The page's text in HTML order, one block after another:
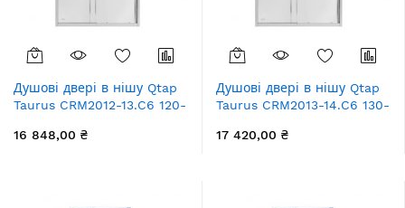
Душові двері в нішу Qtap
Taurus CRM2012-13.C6 120-
мм, покриття CalcLess
16 848,00 ₴
Душові двері в нішу Qtap
Taurus CRM2013-14.C6 130-
мм, покриття CalcLess
17 420,00 ₴